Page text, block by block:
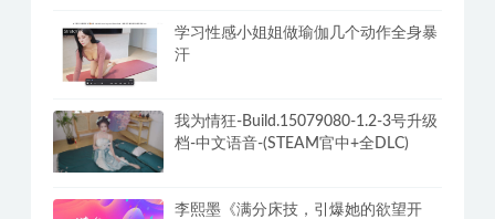
学习性感小姐姐做瑜伽几个动作全身暴
汗
我为情狂-Build.15079080-1.2-3号升级
档-中文语音-(STEAM官中+全DLC)
李熙墨《满分床技，引爆她的欲望开